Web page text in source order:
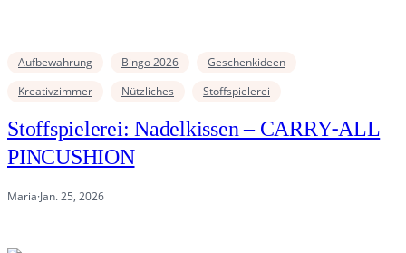
Aufbewahrung Bingo 2026
Geschenkideen
Kreativzimmer
Nützliches Stoffspielerei
Stoffspielerei: Nadelkissen – CARRY-ALL
PINCUSHION
Maria·Jan. 25, 2026